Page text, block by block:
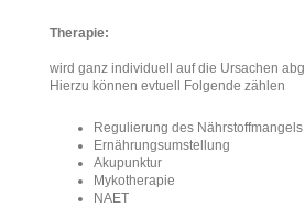
Therapie:
wird ganz individuell auf die Ursachen
Hierzu können evtuell Folgende zählen
Regulierung des Nährstoffmangels
Ernährungsumstellung
Akupunktur
Mykotherapie
NAET